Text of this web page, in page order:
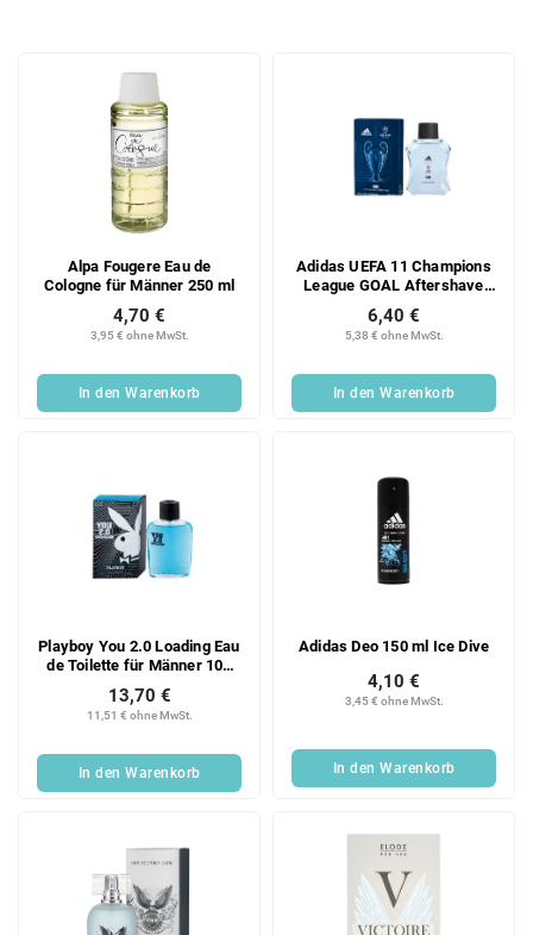
Alpa Fougere Eau de
Cologne für Männer 250 ml
3,95 € ohne MwSt.
4,70 €
In den Warenkorb
Adidas UEFA 11 Champions
League GOAL Aftershave
100 ml
5,38 € ohne MwSt.
6,40 €
In den Warenkorb
Playboy You 2.0 Loading Eau
de Toilette für Männer 100
ml
11,51 € ohne MwSt.
13,70 €
In den Warenkorb
Adidas Deo 150 ml Ice Dive
3,45 € ohne MwSt.
4,10 €
In den Warenkorb